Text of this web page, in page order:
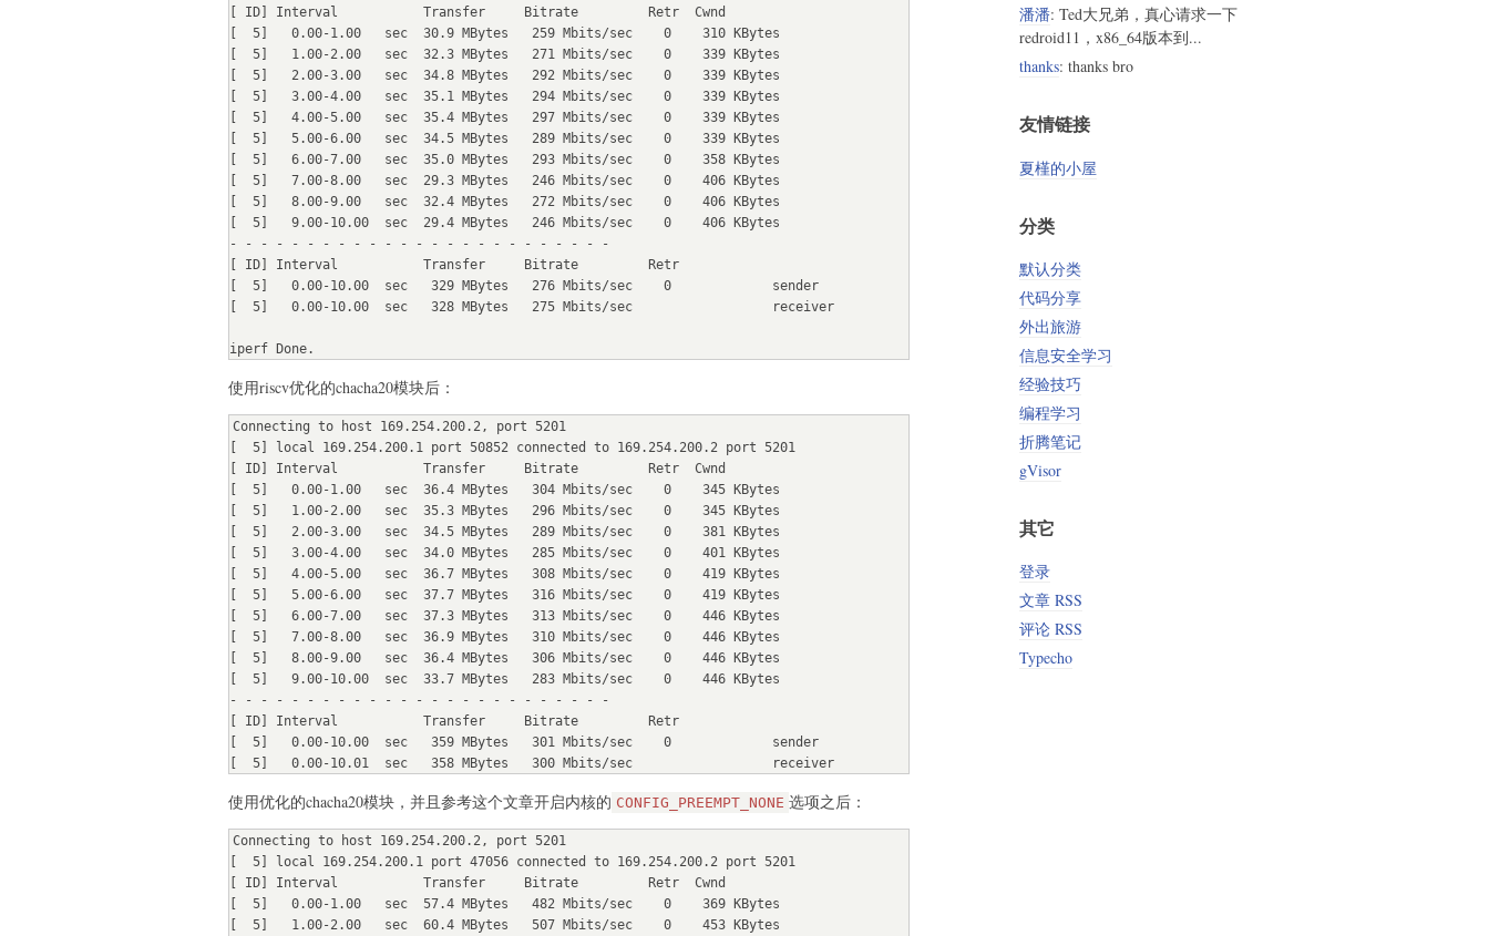
[ ID] Interval           Transfer     Bitrate         Retr  Cwnd
[  5]   0.00-1.00   sec  30.9 MBytes   259 Mbits/sec    0    310 KBytes
[  5]   1.00-2.00   sec  32.3 MBytes   271 Mbits/sec    0    339 KBytes
[  5]   2.00-3.00   sec  34.8 MBytes   292 Mbits/sec    0    339 KBytes
[  5]   3.00-4.00   sec  35.1 MBytes   294 Mbits/sec    0    339 KBytes
[  5]   4.00-5.00   sec  35.4 MBytes   297 Mbits/sec    0    339 KBytes
[  5]   5.00-6.00   sec  34.5 MBytes   289 Mbits/sec    0    339 KBytes
[  5]   6.00-7.00   sec  35.0 MBytes   293 Mbits/sec    0    358 KBytes
[  5]   7.00-8.00   sec  29.3 MBytes   246 Mbits/sec    0    406 KBytes
[  5]   8.00-9.00   sec  32.4 MBytes   272 Mbits/sec    0    406 KBytes
[  5]   9.00-10.00  sec  29.4 MBytes   246 Mbits/sec    0    406 KBytes
- - - - - - - - - - - - - - - - - - - - - - - - -
[ ID] Interval           Transfer     Bitrate         Retr
[  5]   0.00-10.00  sec   329 MBytes   276 Mbits/sec    0             sender
[  5]   0.00-10.00  sec   328 MBytes   275 Mbits/sec                  receiver
iperf Done.
使用riscv优化的chacha20模块后：
Connecting to host 169.254.200.2, port 5201
[  5] local 169.254.200.1 port 50852 connected to 169.254.200.2 port 5201
[ ID] Interval           Transfer     Bitrate         Retr  Cwnd
[  5]   0.00-1.00   sec  36.4 MBytes   304 Mbits/sec    0    345 KBytes
[  5]   1.00-2.00   sec  35.3 MBytes   296 Mbits/sec    0    345 KBytes
[  5]   2.00-3.00   sec  34.5 MBytes   289 Mbits/sec    0    381 KBytes
[  5]   3.00-4.00   sec  34.0 MBytes   285 Mbits/sec    0    401 KBytes
[  5]   4.00-5.00   sec  36.7 MBytes   308 Mbits/sec    0    419 KBytes
[  5]   5.00-6.00   sec  37.7 MBytes   316 Mbits/sec    0    419 KBytes
[  5]   6.00-7.00   sec  37.3 MBytes   313 Mbits/sec    0    446 KBytes
[  5]   7.00-8.00   sec  36.9 MBytes   310 Mbits/sec    0    446 KBytes
[  5]   8.00-9.00   sec  36.4 MBytes   306 Mbits/sec    0    446 KBytes
[  5]   9.00-10.00  sec  33.7 MBytes   283 Mbits/sec    0    446 KBytes
- - - - - - - - - - - - - - - - - - - - - - - - -
[ ID] Interval           Transfer     Bitrate         Retr
[  5]   0.00-10.00  sec   359 MBytes   301 Mbits/sec    0             sender
[  5]   0.00-10.01  sec   358 MBytes   300 Mbits/sec                  receiver
使用优化的chacha20模块，并且参考这个文章开启内核的 CONFIG_PREEMPT_NONE 选项之后：
Connecting to host 169.254.200.2, port 5201
[  5] local 169.254.200.1 port 47056 connected to 169.254.200.2 port 5201
[ ID] Interval           Transfer     Bitrate         Retr  Cwnd
[  5]   0.00-1.00   sec  57.4 MBytes   482 Mbits/sec    0    369 KBytes
[  5]   1.00-2.00   sec  60.4 MBytes   507 Mbits/sec    0    453 KBytes
潘潘: Ted大兄弟，真心请求一下
redroid11，x86_64版本到...
thanks: thanks bro
友情链接
夏槿的小屋
分类
默认分类
代码分享
外出旅游
信息安全学习
经验技巧
编程学习
折腾笔记
gVisor
其它
登录
文章 RSS
评论 RSS
Typecho